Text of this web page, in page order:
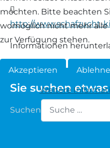
Website
http://www.schafzucht-
Informationen
Sie suchen
Suchen
möchten. Bitte beachten
womöglich nicht mehr
zur Verfügung stehen.
Akzeptieren
Weitere
Fachberater in Bayern
Lineare Beurteilung
Skudde
South Down
Soayschaf
Waldschaf
Weiße gehörnte